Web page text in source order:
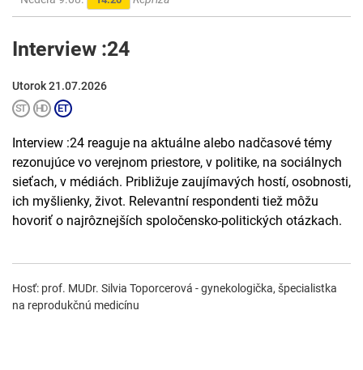
Interview :24
Utorok 21.07.2026
Interview :24 reaguje na aktuálne alebo nadčasové témy
rezonujúce vo verejnom priestore, v politike, na sociálnych
sieťach, v médiách. Približuje zaujímavých hostí, osobnosti,
ich myšlienky, život. Relevantní respondenti tiež môžu
hovoriť o najrôznejších spoločensko-politických otázkach.
Hosť: prof. MUDr. Silvia Toporcerová - gynekologička, špecialistka
na reprodukčnú medicínu